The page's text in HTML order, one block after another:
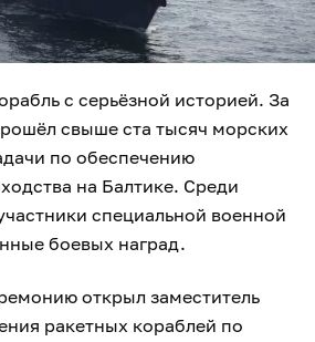
с серьёзной историей. За
свыше ста тысяч морских
по обеспечению
на Балтике. Среди
специальной военной
боевых наград.
открыл заместитель
ракетных кораблей по